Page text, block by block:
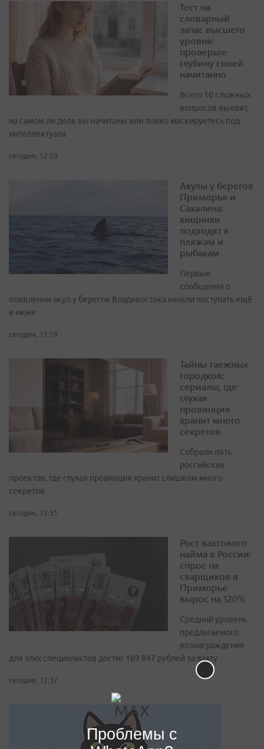
Тест на
словарный
запас высшего
уровня:
проверьте
глубину своей
начитанно
Всего 10 сложных
вопросов выявят,
на самом ли деле вы начитаны или ловко маскируетесь под
интеллектуала
сегодня, 12:20
Акулы у берегов
Приморья и
Сахалина:
хищники
подходят к
пляжам и
рыбакам
Первые
сообщения о
появлении акул у берегов Владивостока начали поступать ещё
в июне
сегодня, 12:18
Тайны таежных
городков:
сериалы, где
глухая
провинция
хранит много
секретов
Собрали пять
российских
проектов, где глухая провинция хранит слишком много
секретов
сегодня, 12:31
Рост вахтового
найма в России:
спрос на
сварщиков в
Приморье
вырос на 120%
Средний уровень
предлагаемого
вознаграждения
для этих специалистов достиг 189 847 рублей за вахту
сегодня, 12:37
Проблемы с